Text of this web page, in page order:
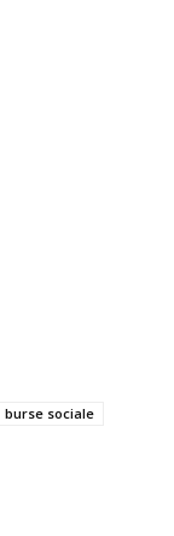
burse sociale